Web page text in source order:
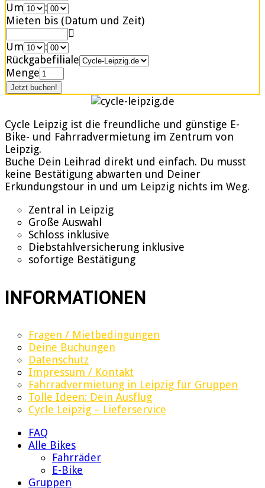
Um
:
Mieten bis (Datum und Zeit)
Um
:
Rückgabefiliale
Menge
Cycle Leipzig ist die freundliche und günstige E-
Bike- und Fahrradvermietung im Zentrum von
Leipzig.
Buche Dein Leihrad direkt und einfach. Du musst
keine Bestätigung abwarten und Deiner
Erkundungstour in und um Leipzig nichts im Weg.
Zentral in Leipzig
Große Auswahl
Schloss inklusive
Diebstahlversicherung inklusive
sofortige Bestätigung
INFORMATIONEN
Fragen / Mietbedingungen
Deine Buchungen
Datenschutz
Impressum / Kontakt
Fahrradvermietung in Leipzig für Gruppen
Tolle Ideen: Dein Ausflug
Cycle Leipzig – Lieferservice
FAQ
Alle Bikes
Fahrräder
E-Bike
Gruppen